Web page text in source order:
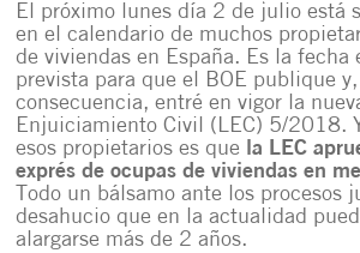
El próximo lunes día 2 de julio está
en el calendario de muchos
de viviendas en España. Es la fecha
prevista para que el BOE publique
consecuencia, entré en vigor la
Enjuiciamiento Civil (LEC) 5/2018.
esos propietarios es que la LEC
exprés de ocupas de viviendas en
Todo un bálsamo ante los procesos
desahucio que en la actualidad
alargarse más de 2 años.